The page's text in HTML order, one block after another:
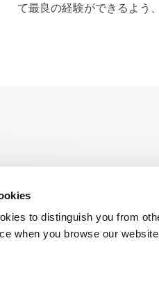
to distinguish you from
when you browse our
て最良の経験ができるよう